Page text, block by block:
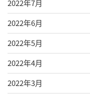
2022年7月
2022年6月
2022年5月
2022年4月
2022年3月